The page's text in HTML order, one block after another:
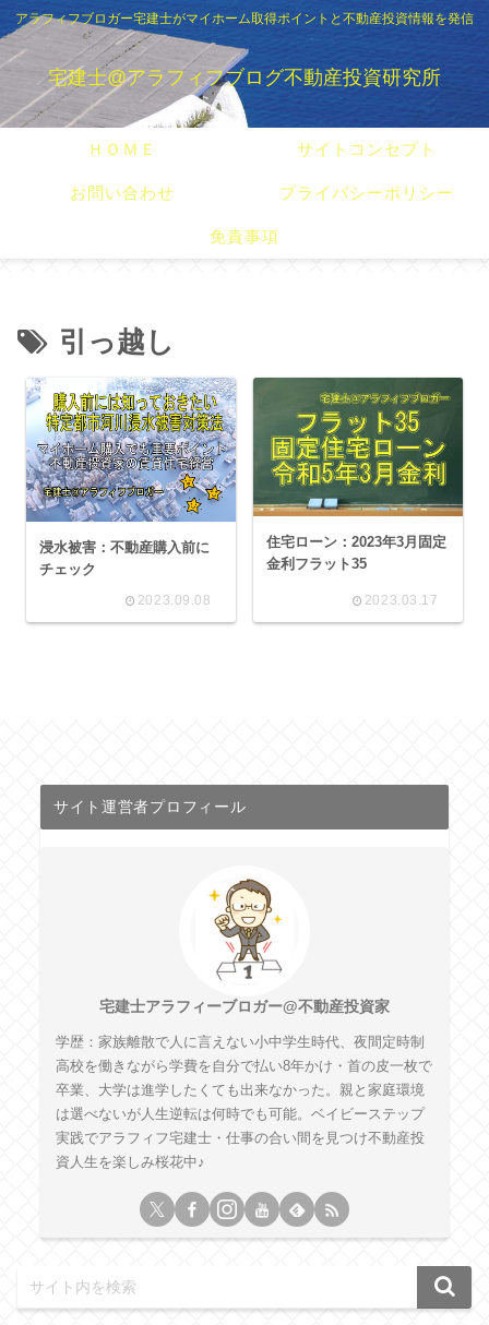
アラフィフブロガー宅建士がマイホーム取得ポイントと不動産投資情報を発信
宅建士@アラフィフブログ不動産投資研究所
ＨＯＭＥ サイトコンセプト
お問い合わせ プライバシーポリシー
免責事項
引っ越し
浸水被害：不動産購入前に
チェック
2023.09.08
住宅ローン：2023年3月固定
金利フラット35
2023.03.17
サイト運営者プロフィール
宅建士アラフィーブロガー@不動産投資家
学歴：家族離散で人に言えない小中学生時代、夜間定時制
高校を働きながら学費を自分で払い8年かけ・首の皮一枚で
卒業、大学は進学したくても出来なかった。親と家庭環境
は選べないが人生逆転は何時でも可能。ベイビーステップ
実践でアラフィフ宅建士・仕事の合い間を見つけ不動産投
資人生を楽しみ桜花中♪